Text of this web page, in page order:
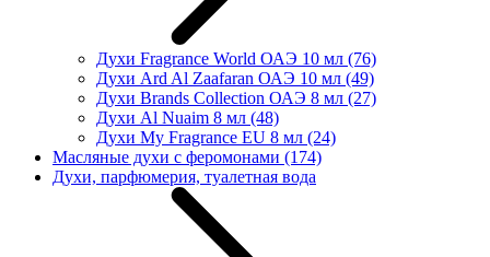
Духи Fragrance World ОАЭ 10 мл (76)
Духи Ard Al Zaafaran ОАЭ 10 мл (49)
Духи Brands Collection ОАЭ 8 мл (27)
Духи Al Nuaim 8 мл (48)
Духи My Fragrance EU 8 мл (24)
Масляные духи с феромонами (174)
Духи, парфюмерия, туалетная вода